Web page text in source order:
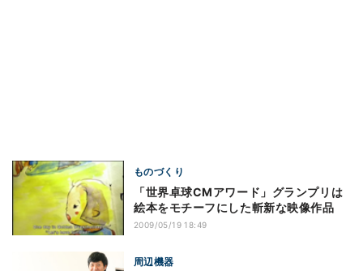
ものづくり
「世界卓球CMアワード」グランプリは
絵本をモチーフにした斬新な映像作品
2009/05/19 18:49
周辺機器